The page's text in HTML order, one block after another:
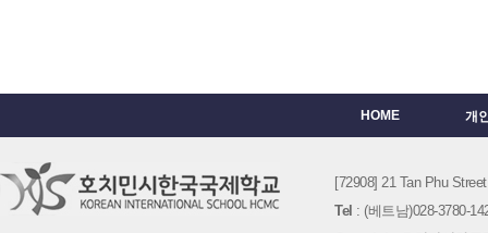
HOME 개
[72908] 21 Tan Phu
Tel : (베트남)028-3780-